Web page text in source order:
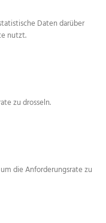
Daten darüber
nutzt.
zu drosseln.
die Anforderungsrate zu